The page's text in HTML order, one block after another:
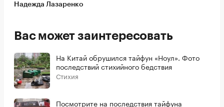
Надежда Лазаренко
Вас может заинтересовать
На Китай обрушился тайфун «Ноул». Фото
последствий стихийного бедствия
Стихия
Посмотрите на последствия тайфуна